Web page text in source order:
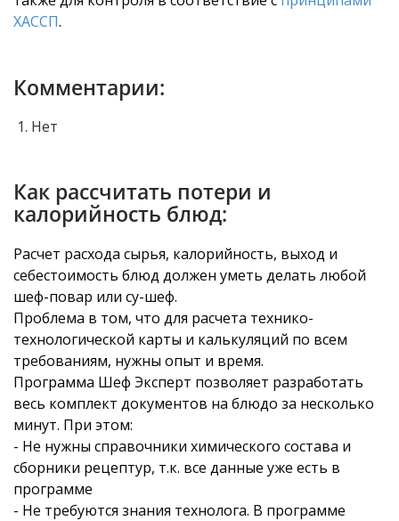
ХАССП.
Комментарии:
Нет
Как рассчитать потери и
калорийность блюд:
Расчет расхода сырья, калорийность, выход и
себестоимость блюд должен уметь делать любой
шеф-повар или су-шеф.
Проблема в том, что для расчета технико-
технологической карты и калькуляций по всем
требованиям, нужны опыт и время.
Программа Шеф Эксперт позволяет разработать
весь комплект документов на блюдо за несколько
минут. При этом:
- Не нужны справочники химического состава и
сборники рецептур, т.к. все данные уже есть в
программе
- Не требуются знания технолога. В программе